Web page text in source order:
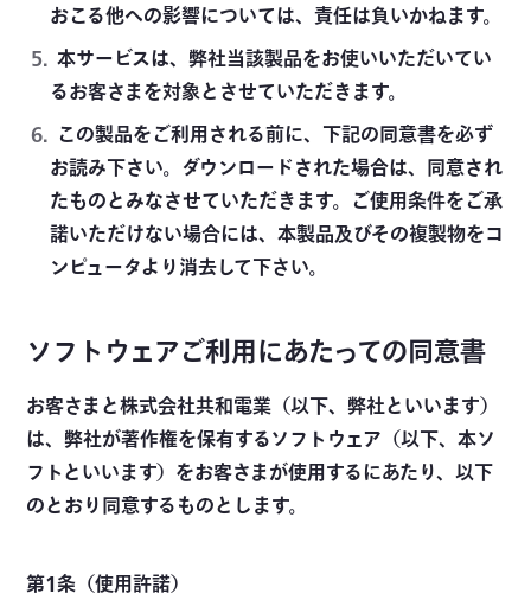
おこる他への影響については、責任は負いかねます。
本サービスは、弊社当該製品をお使いいただいてい
るお客さまを対象とさせていただきます。
この製品をご利用される前に、下記の同意書を必ず
お読み下さい。ダウンロードされた場合は、同意され
たものとみなさせていただきます。ご使用条件をご承
諾いただけない場合には、本製品及びその複製物をコ
ンピュータより消去して下さい。
ソフトウェアご利用にあたっての同意書
お客さまと株式会社共和電業（以下、弊社といいます）
は、弊社が著作権を保有するソフトウェア（以下、本ソ
フトといいます）をお客さまが使用するにあたり、以下
のとおり同意するものとします。
第1条（使用許諾）